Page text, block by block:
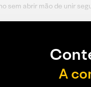
sem abrir mão de unir
A